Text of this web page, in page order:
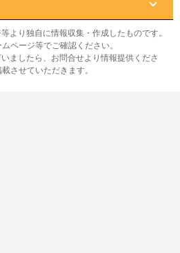
より独自に情報収集・作成したものです。
ページ等でご確認ください。
ましたら、お問合せより情報提供くださ
させていただきます。